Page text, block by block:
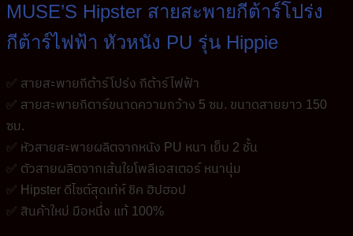
MUSE’S Hipster สายสะพายกีต้าร์โปร่ง
กีต้าร์ไฟฟ้า หัวหนัง PU รุ่น Hippie
✅ สายสะพายกีต้าร์โปร่ง กีต้าร์ไฟฟ้า
✅ สายสะพายกีตาร์ขนาดความกว้าง 5 ซม. ขนาดสายยาว 150
ซม.
✅ หัวสายสะพายผลิตจากหนัง PU หนา เย็บ 2 ชั้น
✅ ตัวสายผลิตจากเส้นใยโพลีเอสเตอร์ หนานุ่ม
✅ Hipster ดีไซต์สุดเท่ห์ ชิค ฮิปฮอป
✅ สินค้าใหม่ มือหนึ่ง แท้ 100%